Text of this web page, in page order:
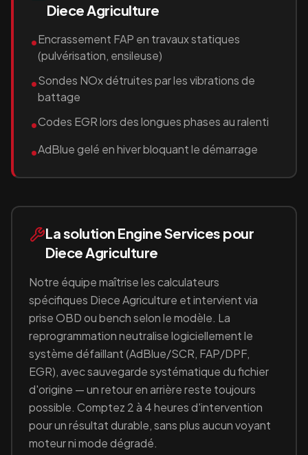
Diece Agriculture
•Encrassement FAP en travaux statiques
(pulvérisation, ensileuse)
•Sondes NOx détruites par les vibrations de
battage
•Codes EGR lors des longues phases au ralenti
•AdBlue gelé en hiver bloquant le démarrage
La solution Engine Services pour
Diece Agriculture
Notre équipe maîtrise les calculateurs
spécifiques Diece Agriculture et intervient via
prise OBD ou bench selon le modèle. La
reprogrammation neutralise logiciellement le
système défaillant (AdBlue/SCR, FAP/DPF,
EGR), avec sauvegarde systématique du fichier
d'origine — un retour en arrière reste toujours
possible. Comptez 2 à 4 heures d'intervention
pour un résultat durable, sans plus aucun voyant
moteur ni mode dégradé.